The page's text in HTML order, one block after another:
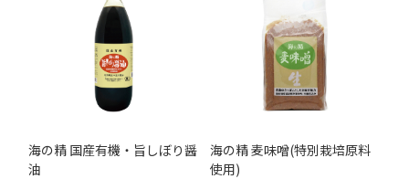
海の精 国産有機・旨しぼり醤
油
海の精 麦味噌(特別栽培原料
使用)